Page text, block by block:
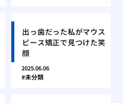
出っ歯だった私がマウス
ピース矯正で見つけた笑
顔
2025.06.06
未分類